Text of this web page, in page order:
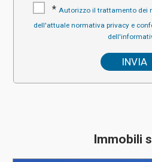
* Autorizzo il trattamento dei
dell'attuale normativa privacy e
Immobili